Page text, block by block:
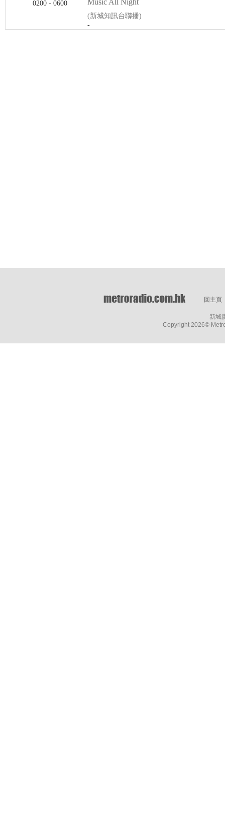
0200 - 0600 Music All Night
(新城知訊台聯播)
-
回主頁
新城
Copyright 2026©